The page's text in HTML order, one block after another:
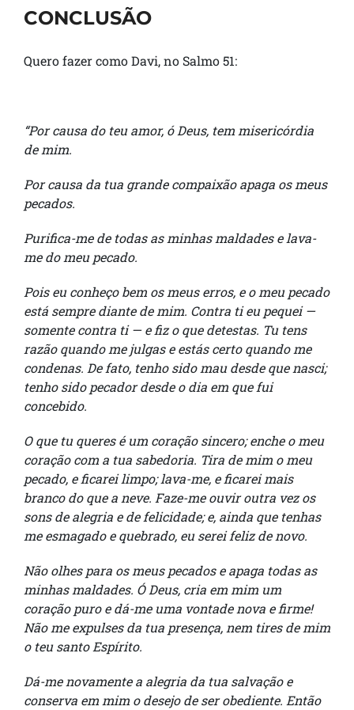
CONCLUSÃO
Quero fazer como Davi, no Salmo 51:
“Por causa do teu amor, ó Deus, tem misericórdia
de mim.
Por causa da tua grande compaixão apaga os meus
pecados.
Purifica-me de todas as minhas maldades e lava-
me do meu pecado.
Pois eu conheço bem os meus erros, e o meu pecado
está sempre diante de mim. Contra ti eu pequei —
somente contra ti — e fiz o que detestas. Tu tens
razão quando me julgas e estás certo quando me
condenas. De fato, tenho sido mau desde que nasci;
tenho sido pecador desde o dia em que fui
concebido.
O que tu queres é um coração sincero; enche o meu
coração com a tua sabedoria. Tira de mim o meu
pecado, e ficarei limpo; lava-me, e ficarei mais
branco do que a neve. Faze-me ouvir outra vez os
sons de alegria e de felicidade; e, ainda que tenhas
me esmagado e quebrado, eu serei feliz de novo.
Não olhes para os meus pecados e apaga todas as
minhas maldades. Ó Deus, cria em mim um
coração puro e dá-me uma vontade nova e firme!
Não me expulses da tua presença, nem tires de mim
o teu santo Espírito.
Dá-me novamente a alegria da tua salvação e
conserva em mim o desejo de ser obediente. Então